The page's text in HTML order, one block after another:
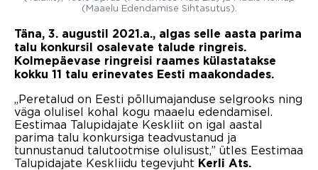
(Maaelu Edendamise Sihtasutus).
Täna, 3. augustil 2021.a., algas selle aasta parima
talu konkursil osalevate talude ringreis.
Kolmepäevase ringreisi raames külastatakse
kokku 11 talu erinevates Eesti maakondades.
„Peretalud on Eesti põllumajanduse selgrooks ning
väga olulisel kohal kogu maaelu edendamisel.
Eestimaa Talupidajate Keskliit on igal aastal
parima talu konkursiga teadvustanud ja
tunnustanud talutootmise olulisust,” ütles Eestimaa
Talupidajate Keskliidu tegevjuht Kerli Ats.